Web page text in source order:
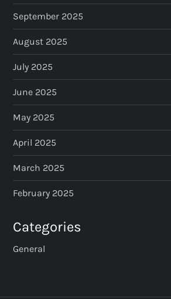
September 2025
August 2025
July 2025
June 2025
May 2025
April 2025
March 2025
February 2025
Categories
General